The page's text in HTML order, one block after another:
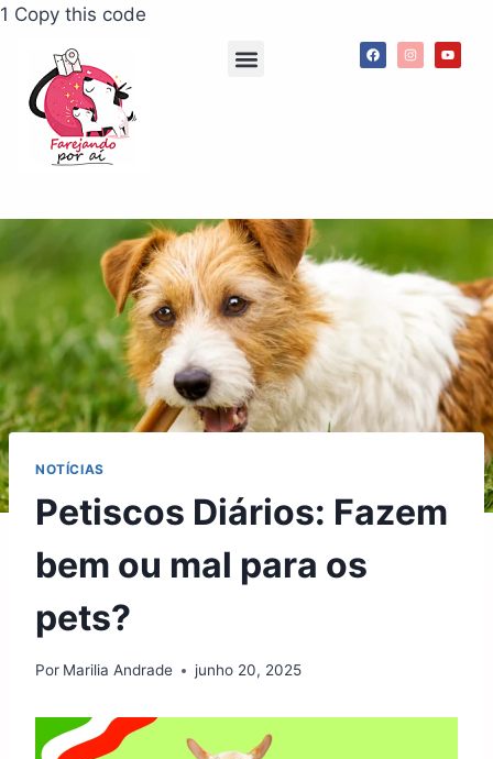
1 Copy this code
NOTÍCIAS
Petiscos Diários: Fazem
bem ou mal para os
pets?
Por Marilia Andrade junho 20, 2025